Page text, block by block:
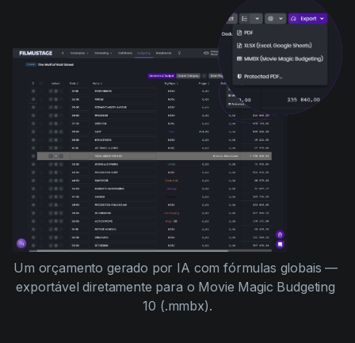
Um orçamento gerado por IA com fórmulas globais —
exportável diretamente para o Movie Magic Budgeting
10 (.mmbx).